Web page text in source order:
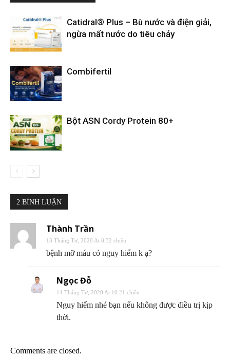
Catidral® Plus – Bù nước và điện giải,
ngừa mất nước do tiêu chảy
Combifertil
Bột ASN Cordy Protein 80+
2 BÌNH LUẬN
Thành Trần
13 Tháng Tư, 2020 At 8:32 chiều
bệnh mỡ máu có nguy hiểm k ạ?
Ngọc Đỗ
14 Tháng Tư, 2020 At 10:21 chiều
Nguy hiểm nhé bạn nếu không được điều trị kịp
thời.
Comments are closed.